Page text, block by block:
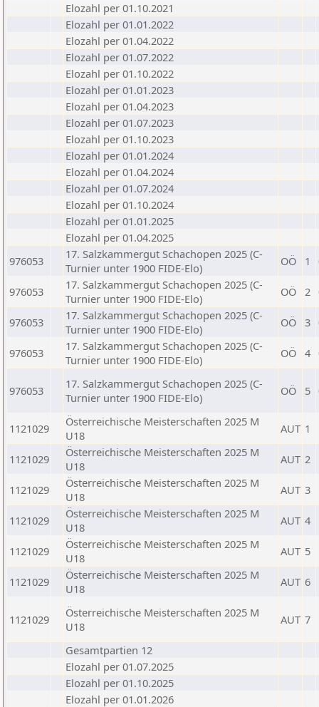
Elozahl per 01.10.2021
Elozahl per 01.01.2022
Elozahl per 01.04.2022
Elozahl per 01.07.2022
Elozahl per 01.10.2022
Elozahl per 01.01.2023
Elozahl per 01.04.2023
Elozahl per 01.07.2023
Elozahl per 01.10.2023
Elozahl per 01.01.2024
Elozahl per 01.04.2024
Elozahl per 01.07.2024
Elozahl per 01.10.2024
Elozahl per 01.01.2025
Elozahl per 01.04.2025
976053
17. Salzkammergut Schachopen 2025 (C-
Turnier unter 1900 FIDE-Elo)
OÖ 1
976053
17. Salzkammergut Schachopen 2025 (C-
Turnier unter 1900 FIDE-Elo)
OÖ 2
976053
17. Salzkammergut Schachopen 2025 (C-
Turnier unter 1900 FIDE-Elo)
OÖ 3
976053
17. Salzkammergut Schachopen 2025 (C-
Turnier unter 1900 FIDE-Elo)
OÖ 4
976053
17. Salzkammergut Schachopen 2025 (C-
Turnier unter 1900 FIDE-Elo)
OÖ 5
1121029
Österreichische Meisterschaften 2025 M
U18
AUT 1
1121029
Österreichische Meisterschaften 2025 M
U18
AUT 2
1121029
Österreichische Meisterschaften 2025 M
U18
AUT 3
1121029
Österreichische Meisterschaften 2025 M
U18
AUT 4
1121029
Österreichische Meisterschaften 2025 M
U18
AUT 5
1121029
Österreichische Meisterschaften 2025 M
U18
AUT 6
1121029
Österreichische Meisterschaften 2025 M
U18
AUT 7
Gesamtpartien 12
Elozahl per 01.07.2025
Elozahl per 01.10.2025
Elozahl per 01.01.2026